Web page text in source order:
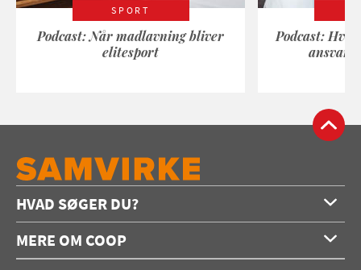
SPORT
Podcast: Når madlavning bliver
elitesport
Podcast:
HVAD SØGER DU?
Opskrifter
MERE OM COOP